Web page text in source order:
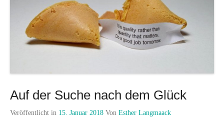
Auf der Suche nach dem Glück
Veröffentlicht in 15. Januar 2018 Von Esther Langmaack